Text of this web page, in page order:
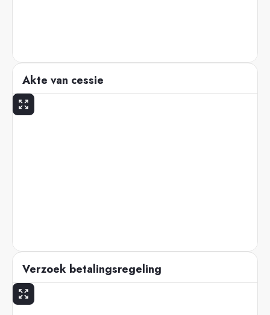
Akte van cessie
Verzoek betalingsregeling